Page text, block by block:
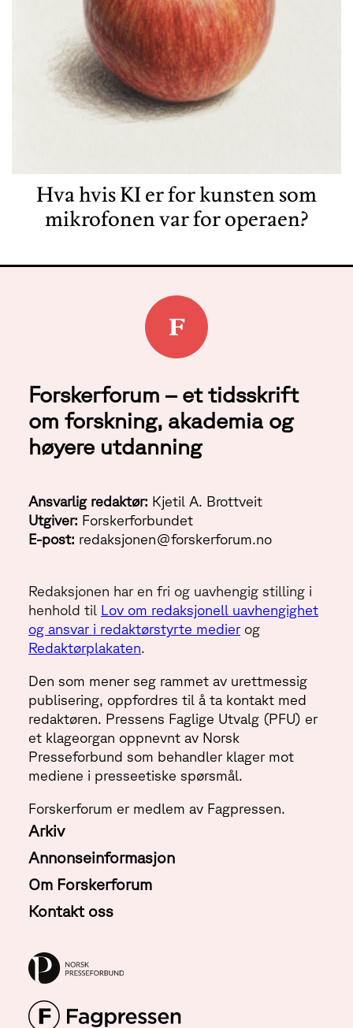
Hva hvis KI er for kunsten som
mikrofonen var for operaen?
Forskerforum – et tidsskrift
om forskning, akademia og
høyere utdanning
Ansvarlig redaktør: Kjetil A. Brottveit
Utgiver: Forskerforbundet
E-post: redaksjonen@forskerforum.no
Redaksjonen har en fri og uavhengig stilling i
henhold til Lov om redaksjonell uavhengighet
og ansvar i redaktørstyrte medierog
Redaktørplakaten.
Den som mener seg rammet av urettmessig
publisering, oppfordres til å ta kontakt med
redaktøren. Pressens Faglige Utvalg (PFU) er
et klageorgan oppnevnt av Norsk
Presseforbund som behandler klager mot
mediene i presseetiske spørsmål.
Forskerforum er medlem av Fagpressen.
Arkiv
Annonseinformasjon
Om Forskerforum
Kontakt oss